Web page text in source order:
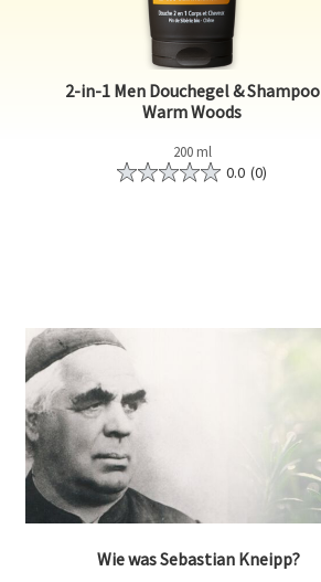
2-in-1 Men Douchegel & Shampoo
Warm Woods
200 ml
0.0 (0)
Wie was Sebastian Kneipp?